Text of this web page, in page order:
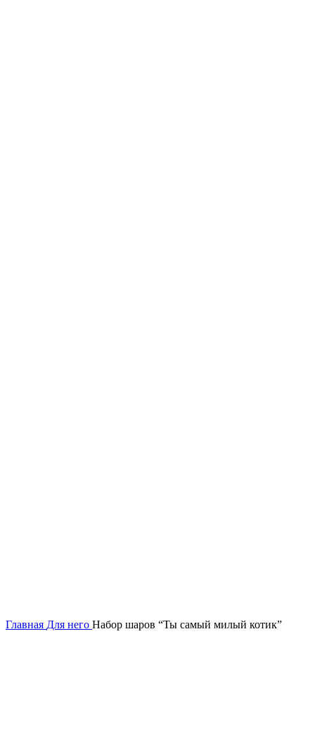
Главная Для него Набор шаров “Ты самый милый котик”